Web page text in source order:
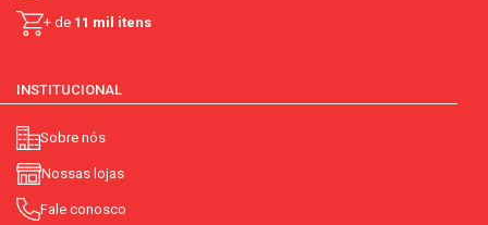
+ de 11 mil itens
INSTITUCIONAL
Sobre nós
Nossas lojas
Fale conosco